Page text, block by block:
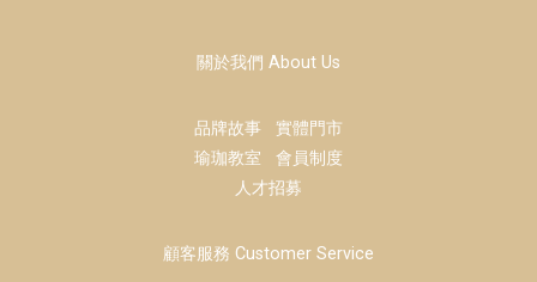
關於我們 About Us
品牌故事 實體門市
瑜珈教室 會員制度
人才招募
顧客服務 Customer Service